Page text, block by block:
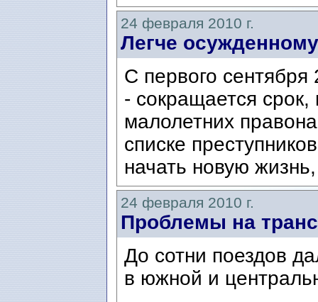
24 февраля 2010 г.
Легче
С первого сентября
- сокращается
малолетних
списке
начать новую
24 февраля 2010 г.
Проблемы на
До сотни поездов
в южной и